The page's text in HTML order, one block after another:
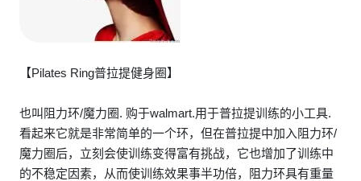
【Pilates Ring普拉提健身圈】
也叫阻力环/魔力圈. 购于walmart.用于普拉提训练的小工具.
看起来它就是非常简单的一个环，但在普拉提中加入阻力环/
魔力圈后，立刻会使训练变得富有挑战，它也增加了训练中
的不稳定因素，从而使训练效果事半功倍，阻力环具有重量